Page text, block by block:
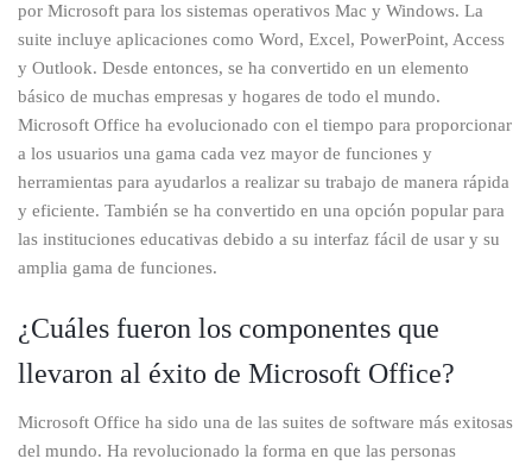
por Microsoft para los sistemas operativos Mac y Windows. La
suite incluye aplicaciones como Word, Excel, PowerPoint, Access
y Outlook. Desde entonces, se ha convertido en un elemento
básico de muchas empresas y hogares de todo el mundo.
Microsoft Office ha evolucionado con el tiempo para proporcionar
a los usuarios una gama cada vez mayor de funciones y
herramientas para ayudarlos a realizar su trabajo de manera rápida
y eficiente. También se ha convertido en una opción popular para
las instituciones educativas debido a su interfaz fácil de usar y su
amplia gama de funciones.
¿Cuáles fueron los componentes que
llevaron al éxito de Microsoft Office?
Microsoft Office ha sido una de las suites de software más exitosas
del mundo. Ha revolucionado la forma en que las personas